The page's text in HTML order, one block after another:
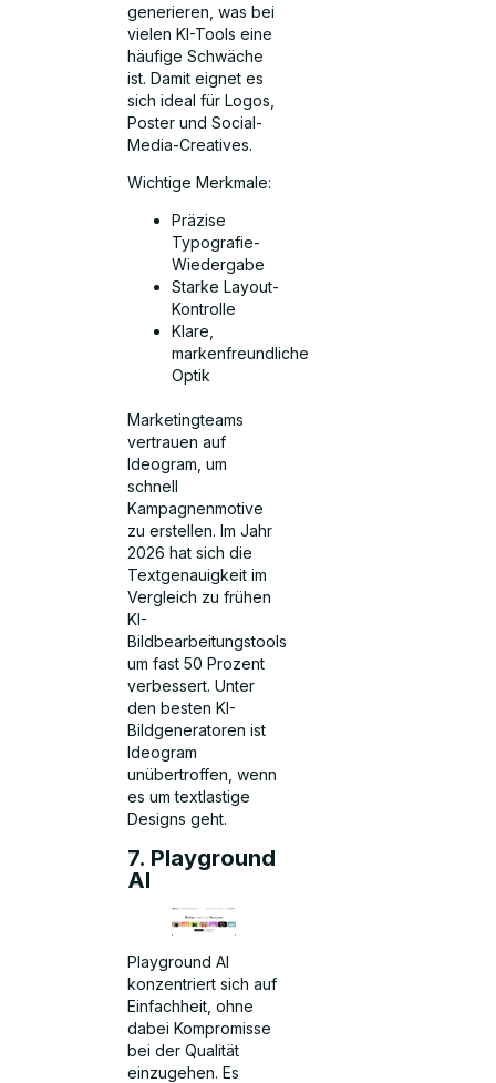
generieren, was bei
vielen KI-Tools eine
häufige Schwäche
ist. Damit eignet es
sich ideal für Logos,
Poster und Social-
Media-Creatives.
Wichtige Merkmale:
Präzise
Typografie-
Wiedergabe
Starke Layout-
Kontrolle
Klare,
markenfreundliche
Optik
Marketingteams
vertrauen auf
Ideogram, um
schnell
Kampagnenmotive
zu erstellen. Im Jahr
2026 hat sich die
Textgenauigkeit im
Vergleich zu frühen
KI-
Bildbearbeitungstools
um fast 50 Prozent
verbessert. Unter
den besten KI-
Bildgeneratoren ist
Ideogram
unübertroffen, wenn
es um textlastige
Designs geht.
7. Playground
AI
Playground AI
konzentriert sich auf
Einfachheit, ohne
dabei Kompromisse
bei der Qualität
einzugehen. Es